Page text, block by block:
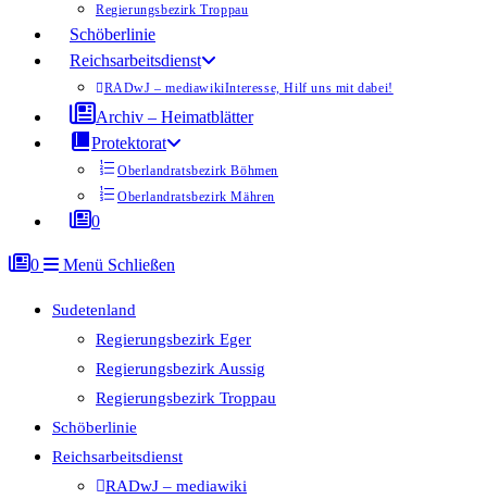
Regierungsbezirk Troppau
Schöberlinie
Reichsarbeitsdienst
RADwJ – mediawikiInteresse, Hilf uns mit dabei!
Archiv – Heimatblätter
Protektorat
Oberlandratsbezirk Böhmen
Oberlandratsbezirk Mähren
0
0 Menü Schließen
Sudetenland
Regierungsbezirk Eger
Regierungsbezirk Aussig
Regierungsbezirk Troppau
Schöberlinie
Reichsarbeitsdienst
RADwJ – mediawiki